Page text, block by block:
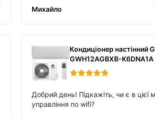
Михайло
Кондиціонер настінний
GWH12AGBXB-K6DNA1A
Добрий день! Підкажіть, чи є в цієї
управління по wifi?